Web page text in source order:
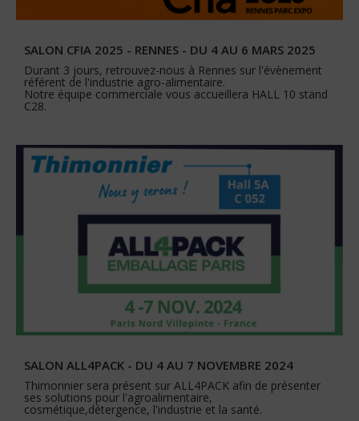
SALON CFIA 2025 - RENNES - DU 4 AU 6 MARS 2025
Durant 3 jours, retrouvez-nous à Rennes sur l'évènement
référent de l'industrie agro-alimentaire.
Notre équipe commerciale vous accueillera HALL 10 stand
C28.
SALON ALL4PACK - DU 4 AU 7 NOVEMBRE 2024
Thimonnier sera présent sur ALL4PACK afin de présenter
ses solutions pour l'agroalimentaire,
cosmétique,détergence, l'industrie et la santé.